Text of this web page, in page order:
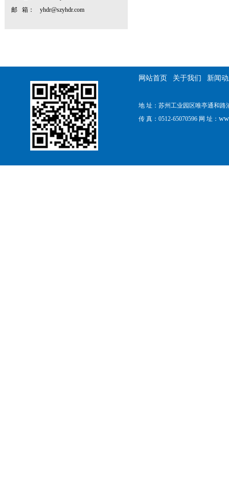
邮 箱：
yhdr@szyhdr.com
网站首页 关于我们 新闻
地 址：苏州工业园区唯亭通和路
传 真：0512-65070596 网 址：